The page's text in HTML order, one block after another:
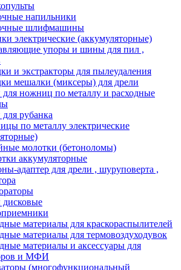
напильники
шлифмашины
электрические (аккумуляторные)
упоры и шины для пил ,
и экстракторы для пылеудаления
мешалки (миксеры) для дрели
ножниц по металлу и расходные
рубанка
по металлу электрические
молотки (бетоноломы)
аккумуляторные
адаптер для дрели , шуруповерта ,
материалы для краскораспылителей
материалы для термовоздуходувок
материалы и аксессуары для
и МФИ
(многофункциональный